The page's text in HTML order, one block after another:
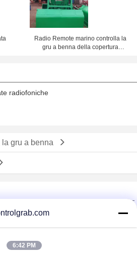
Radio Remote marino controlla la
gru a benna della copertura
radiofoniche
gru a benna
Online Market
Suplier
6:42 PM